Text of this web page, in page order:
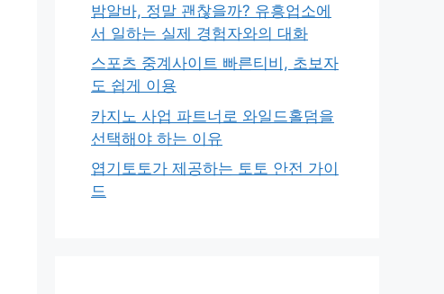
밤알바, 정말 괜찮을까? 유흥업소에
서 일하는 실제 경험자와의 대화
스포츠 중계사이트 빠른티비, 초보자
도 쉽게 이용
카지노 사업 파트너로 와일드홀덤을
선택해야 하는 이유
엽기토토가 제공하는 토토 안전 가이
드